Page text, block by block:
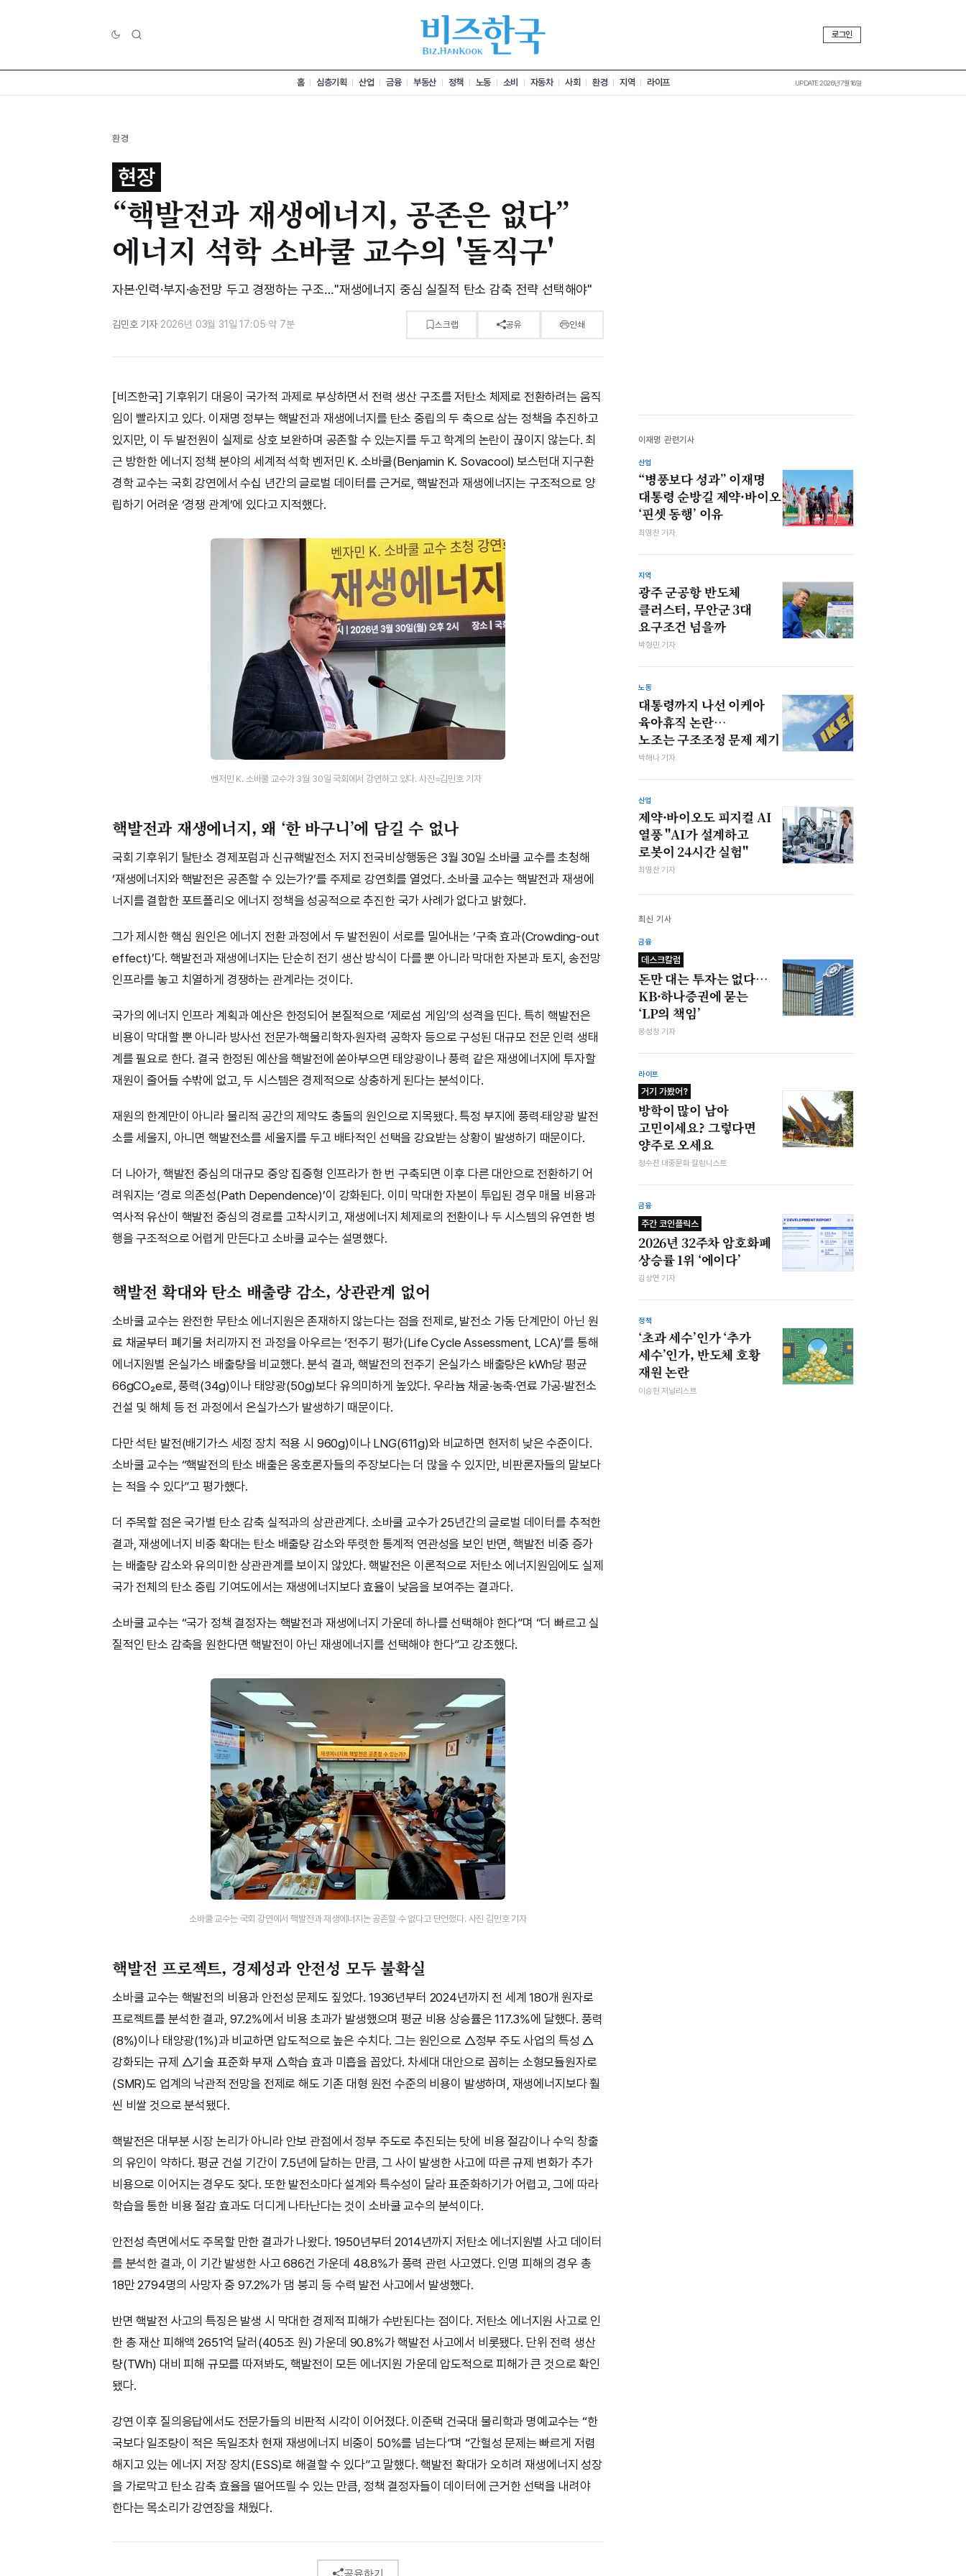
로그인
홈 심층기획 산업 금융 부동산 정책 노동 소비 자동차 사회 환경 지역 라이프 UPDATE 2026년 7월 16일
환경
현장
“핵발전과 재생에너지, 공존은 없다”
에너지 석학 소바쿨 교수의 '돌직구'
자본·인력·부지·송전망 두고 경쟁하는 구조…"재생에너지 중심 실질적 탄소 감축 전략 선택해야"
김민호 기자·2026년 03월 31일 17:05·약 7분 스크랩 공유 인쇄
[비즈한국] 기후위기 대응이 국가적 과제로 부상하면서 전력 생산 구조를 저탄소 체제로 전환하려는 움직
임이 빨라지고 있다. 이재명 정부는 핵발전과 재생에너지를 탄소 중립의 두 축으로 삼는 정책을 추진하고
있지만, 이 두 발전원이 실제로 상호 보완하며 공존할 수 있는지를 두고 학계의 논란이 끊이지 않는다. 최
근 방한한 에너지 정책 분야의 세계적 석학 벤저민 K. 소바쿨(Benjamin K. Sovacool) 보스턴대 지구환
경학 교수는 국회 강연에서 수십 년간의 글로벌 데이터를 근거로, 핵발전과 재생에너지는 구조적으로 양
립하기 어려운 ‘경쟁 관계’에 있다고 지적했다.
벤저민 K. 소바쿨 교수가 3월 30일 국회에서 강연하고 있다. 사진=김민호 기자
핵발전과 재생에너지, 왜 ‘한 바구니’에 담길 수 없나
국회 기후위기 탈탄소 경제포럼과 신규핵발전소 저지 전국비상행동은 3월 30일 소바쿨 교수를 초청해
‘재생에너지와 핵발전은 공존할 수 있는가?’를 주제로 강연회를 열었다. 소바쿨 교수는 핵발전과 재생에
너지를 결합한 포트폴리오 에너지 정책을 성공적으로 추진한 국가 사례가 없다고 밝혔다.
그가 제시한 핵심 원인은 에너지 전환 과정에서 두 발전원이 서로를 밀어내는 ‘구축 효과(Crowding-out
effect)’다. 핵발전과 재생에너지는 단순히 전기 생산 방식이 다를 뿐 아니라 막대한 자본과 토지, 송전망
인프라를 놓고 치열하게 경쟁하는 관계라는 것이다.
국가의 에너지 인프라 계획과 예산은 한정되어 본질적으로 ‘제로섬 게임’의 성격을 띤다. 특히 핵발전은
비용이 막대할 뿐 아니라 방사선 전문가·핵물리학자·원자력 공학자 등으로 구성된 대규모 전문 인력 생태
계를 필요로 한다. 결국 한정된 예산을 핵발전에 쏟아부으면 태양광이나 풍력 같은 재생에너지에 투자할
재원이 줄어들 수밖에 없고, 두 시스템은 경제적으로 상충하게 된다는 분석이다.
재원의 한계만이 아니라 물리적 공간의 제약도 충돌의 원인으로 지목됐다. 특정 부지에 풍력·태양광 발전
소를 세울지, 아니면 핵발전소를 세울지를 두고 배타적인 선택을 강요받는 상황이 발생하기 때문이다.
더 나아가, 핵발전 중심의 대규모 중앙 집중형 인프라가 한 번 구축되면 이후 다른 대안으로 전환하기 어
려워지는 ‘경로 의존성(Path Dependence)’이 강화된다. 이미 막대한 자본이 투입된 경우 매몰 비용과
역사적 유산이 핵발전 중심의 경로를 고착시키고, 재생에너지 체제로의 전환이나 두 시스템의 유연한 병
행을 구조적으로 어렵게 만든다고 소바쿨 교수는 설명했다.
핵발전 확대와 탄소 배출량 감소, 상관관계 없어
소바쿨 교수는 완전한 무탄소 에너지원은 존재하지 않는다는 점을 전제로, 발전소 가동 단계만이 아닌 원
료 채굴부터 폐기물 처리까지 전 과정을 아우르는 ‘전주기 평가(Life Cycle Assessment, LCA)’를 통해
에너지원별 온실가스 배출량을 비교했다. 분석 결과, 핵발전의 전주기 온실가스 배출량은 kWh당 평균
66gCO₂e로, 풍력(34g)이나 태양광(50g)보다 유의미하게 높았다. 우라늄 채굴·농축·연료 가공·발전소
건설 및 해체 등 전 과정에서 온실가스가 발생하기 때문이다.
다만 석탄 발전(배기가스 세정 장치 적용 시 960g)이나 LNG(611g)와 비교하면 현저히 낮은 수준이다.
소바쿨 교수는 “핵발전의 탄소 배출은 옹호론자들의 주장보다는 더 많을 수 있지만, 비판론자들의 말보다
는 적을 수 있다”고 평가했다.
더 주목할 점은 국가별 탄소 감축 실적과의 상관관계다. 소바쿨 교수가 25년간의 글로벌 데이터를 추적한
결과, 재생에너지 비중 확대는 탄소 배출량 감소와 뚜렷한 통계적 연관성을 보인 반면, 핵발전 비중 증가
는 배출량 감소와 유의미한 상관관계를 보이지 않았다. 핵발전은 이론적으로 저탄소 에너지원임에도 실제
국가 전체의 탄소 중립 기여도에서는 재생에너지보다 효율이 낮음을 보여주는 결과다.
소바쿨 교수는 “국가 정책 결정자는 핵발전과 재생에너지 가운데 하나를 선택해야 한다”며 “더 빠르고 실
질적인 탄소 감축을 원한다면 핵발전이 아닌 재생에너지를 선택해야 한다”고 강조했다.
소바쿨 교수는 국회 강연에서 핵발전과 재생에너지는 공존할 수 없다고 단언했다. 사진 김민호 기자
핵발전 프로젝트, 경제성과 안전성 모두 불확실
소바쿨 교수는 핵발전의 비용과 안전성 문제도 짚었다. 1936년부터 2024년까지 전 세계 180개 원자로
프로젝트를 분석한 결과, 97.2%에서 비용 초과가 발생했으며 평균 비용 상승률은 117.3%에 달했다. 풍력
(8%)이나 태양광(1%)과 비교하면 압도적으로 높은 수치다. 그는 원인으로 △정부 주도 사업의 특성 △
강화되는 규제 △기술 표준화 부재 △학습 효과 미흡을 꼽았다. 차세대 대안으로 꼽히는 소형모듈원자로
(SMR)도 업계의 낙관적 전망을 전제로 해도 기존 대형 원전 수준의 비용이 발생하며, 재생에너지보다 훨
씬 비쌀 것으로 분석됐다.
핵발전은 대부분 시장 논리가 아니라 안보 관점에서 정부 주도로 추진되는 탓에 비용 절감이나 수익 창출
의 유인이 약하다. 평균 건설 기간이 7.5년에 달하는 만큼, 그 사이 발생한 사고에 따른 규제 변화가 추가
비용으로 이어지는 경우도 잦다. 또한 발전소마다 설계와 특수성이 달라 표준화하기가 어렵고, 그에 따라
학습을 통한 비용 절감 효과도 더디게 나타난다는 것이 소바쿨 교수의 분석이다.
안전성 측면에서도 주목할 만한 결과가 나왔다. 1950년부터 2014년까지 저탄소 에너지원별 사고 데이터
를 분석한 결과, 이 기간 발생한 사고 686건 가운데 48.8%가 풍력 관련 사고였다. 인명 피해의 경우 총
18만 2794명의 사망자 중 97.2%가 댐 붕괴 등 수력 발전 사고에서 발생했다.
반면 핵발전 사고의 특징은 발생 시 막대한 경제적 피해가 수반된다는 점이다. 저탄소 에너지원 사고로 인
한 총 재산 피해액 2651억 달러(405조 원) 가운데 90.8%가 핵발전 사고에서 비롯됐다. 단위 전력 생산
량(TWh) 대비 피해 규모를 따져봐도, 핵발전이 모든 에너지원 가운데 압도적으로 피해가 큰 것으로 확인
됐다.
강연 이후 질의응답에서도 전문가들의 비판적 시각이 이어졌다. 이준택 건국대 물리학과 명예교수는 “한
국보다 일조량이 적은 독일조차 현재 재생에너지 비중이 50%를 넘는다”며 “간헐성 문제는 빠르게 저렴
해지고 있는 에너지 저장 장치(ESS)로 해결할 수 있다”고 말했다. 핵발전 확대가 오히려 재생에너지 성장
을 가로막고 탄소 감축 효율을 떨어뜨릴 수 있는 만큼, 정책 결정자들이 데이터에 근거한 선택을 내려야
한다는 목소리가 강연장을 채웠다.
공유하기
이재명 관련기사
산업
“병풍보다 성과” 이재명
대통령 순방길 제약·바이오
‘핀셋 동행’ 이유
최영찬 기자
지역
광주 군공항 반도체
클러스터, 무안군 3대
요구조건 넘을까
박형민 기자
노동
대통령까지 나선 이케아
육아휴직 논란…
노조는 구조조정 문제 제기
박해나 기자
산업
제약·바이오도 피지컬 AI
열풍 "AI가 설계하고
로봇이 24시간 실험"
최영찬 기자
최신 기사
금융
데스크칼럼
돈만 대는 투자는 없다…
KB·하나증권에 묻는
‘LP의 책임’
봉성창 기자
라이프
거기 가봤어?
방학이 많이 남아
고민이세요? 그렇다면
양주로 오세요
정수진 대중문화 칼럼니스트
금융
주간 코인플릭스
2026년 32주차 암호화폐
상승률 1위 ‘에이다’
김상연 기자
정책
‘초과 세수’인가 ‘추가
세수’인가, 반도체 호황
재원 논란
이승현 저널리스트